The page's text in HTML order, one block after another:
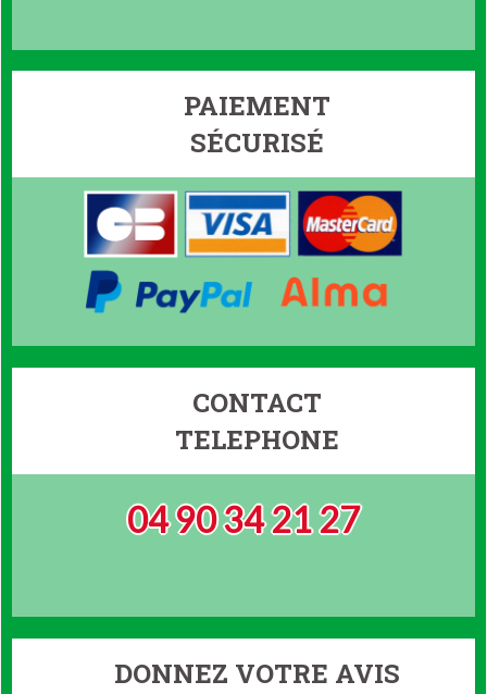
PAIEMENT
SÉCURISÉ
CONTACT
TELEPHONE
04 90 34 21 27
DONNEZ VOTRE AVIS